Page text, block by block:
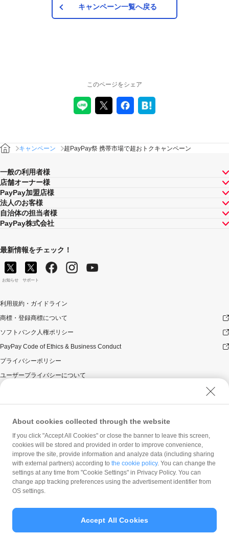
キャンペーン一覧へ戻る
このページをシェア
キャンペーン 超PayPay祭 携帯市場で超おトクキャンペーン
一般の利用者様
店舗オーナー様
PayPay加盟店様
法人のお客様
自治体の担当者様
PayPay株式会社
最新情報をチェック！
お知らせ サポート
利用規約・ガイドライン
商標・登録商標について
ソフトバンク人権ポリシー
PayPay Code of Ethics & Business Conduct
プライバシーポリシー
ユーザープライバシーについて
ウェブサイト利用規約
反社会的勢力に対する方針
勧誘方針
マネロン等基本方針
カスタマーハラスメントに関する当社の考え方
© PayPay Corporation
About cookies collected through the website
If you click "Accept All Cookies" or close the banner to leave this screen,
cookies will be stored and provided in order to improve convenience,
improve the site, provide information and analyze data (including sharing
with external partners) according to the cookie policy. You can change the
settings at any time from "Cookie Settings" in Privacy Policy. You can
change app tracking preferences using the advertisement identifier from
OS settings.
Accept All Cookies